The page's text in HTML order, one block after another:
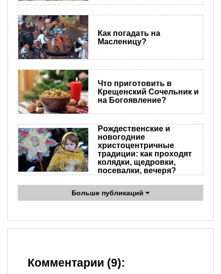
Как погадать на
Масленицу?
Что приготовить в
Крещенский Сочельник и
на Богоявление?
Рождественские и
новогодние
христоцентричные
традиции: как проходят
колядки, щедровки,
посевалки, вечеря?
Больше публикаций
Комментарии (9):